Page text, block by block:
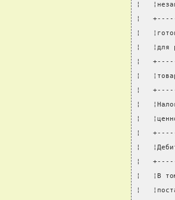
¦
¦
¦
¦
¦
¦
¦
¦
¦
¦
¦
¦
¦   ¦В
¦